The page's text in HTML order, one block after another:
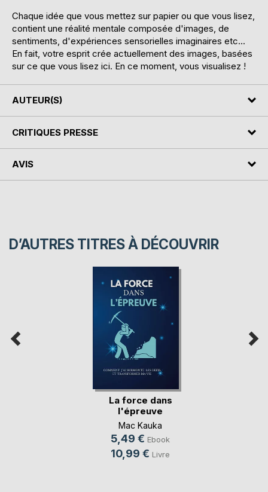
Chaque idée que vous mettez sur papier ou que vous lisez,
contient une réalité mentale composée d'images, de
sentiments, d'expériences sensorielles imaginaires etc...
En fait, votre esprit crée actuellement des images, basées
sur ce que vous lisez ici. En ce moment, vous visualisez !
AUTEUR(S)
CRITIQUES PRESSE
AVIS
D’AUTRES TITRES À DÉCOUVRIR
La force dans
l'épreuve
Mac Kauka
5,49 € Ebook
10,99 € Livre